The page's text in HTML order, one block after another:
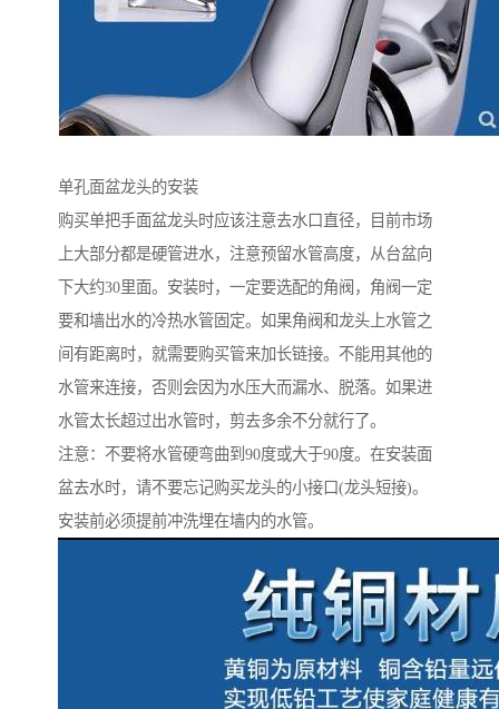
单孔面盆龙头的安装
购买单把手面盆龙头时应该注意去水口直径，目前市场
上大部分都是硬管进水，注意预留水管高度，从台盆向
下大约30里面。安装时，一定要选配的角阀，角阀一定
要和墙出水的冷热水管固定。如果角阀和龙头上水管之
间有距离时，就需要购买管来加长链接。不能用其他的
水管来连接，否则会因为水压大而漏水、脱落。如果进
水管太长超过出水管时，剪去多余不分就行了。
注意：不要将水管硬弯曲到90度或大于90度。在安装面
盆去水时，请不要忘记购买龙头的小接口(龙头短接)。
安装前必须提前冲洗埋在墙内的水管。